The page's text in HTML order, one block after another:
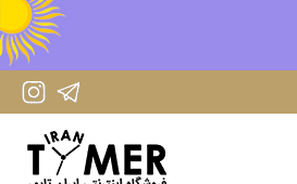
IranTimer Instagram Page